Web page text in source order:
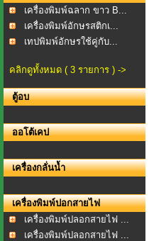
เครื่องพิมพ์ฉลาก ขาว B...
เครื่องพิมพ์อักษรสติกเ...
เทปพิมพ์อักษรใช้คู่กับ...
คลิกดูทั้งหมด ( 3 รายการ ) ->
ตู้อบ
ออโต้เคป
เครื่องกลั่นน้ำ
เครื่องพิมพ์ปอกสายไฟ
เครื่องพิมพ์ปลอกสายไฟ ...
เครื่องพิมพ์ปลอกสายไฟ ...